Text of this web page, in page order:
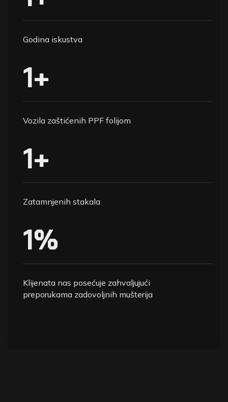
AUTO FOLIJE
Godina iskustva
1+
Vozila zaštićenih PPF folijom
1+
Zatamnjenih stakala
1%
Klijenata nas posećuje zahvaljujući
preporukama zadovoljnih mušterija